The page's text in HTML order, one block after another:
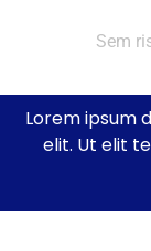
Sem
Lorem ipsum
elit. Ut elit